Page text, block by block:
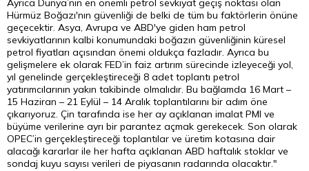
Ayrıca Dünya’nın en önemli petrol sevkiyat geçiş noktası olan
Hürmüz Boğazı'nın güvenliği de belki de tüm bu faktörlerin önüne
geçecektir. Asya, Avrupa ve ABD'ye giden ham petrol
sevkiyatlarının kalbi konumundaki boğazın güvenliğinin küresel
petrol fiyatları açısından önemi oldukça fazladır. Ayrıca bu
gelişmelere ek olarak FED’in faiz artırım sürecinde izleyeceği yol,
yıl genelinde gerçekleştireceği 8 adet toplantı petrol
yatırımcılarının yakın takibinde olmalıdır. Bu bağlamda 16 Mart –
15 Haziran – 21 Eylül – 14 Aralık toplantılarını bir adım öne
çıkarıyoruz. Çin tarafında ise her ay açıklanan imalat PMI ve
büyüme verilerine ayrı bir parantez açmak gerekecek. Son olarak
OPEC’in gerçekleştireceği toplantılar ve üretim kotasına dair
alacağı kararlar ile her hafta açıklanan ABD haftalık stoklar ve
sondaj kuyu sayısı verileri de piyasanın radarında olacaktır."